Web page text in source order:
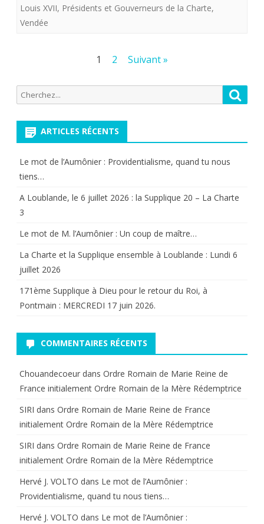
sur-
moins
ans.
Boulogne
Louis XVII, Présidents et Gouverneurs de la Charte,
Vendée
publications
1 2 Suivant »
Recherche
pour:
ARTICLES RÉCENTS
Le mot de l’Aumônier : Providentialisme, quand tu nous
tiens…
A Loublande, le 6 juillet 2026 : la Supplique 20 – La Charte
3
Le mot de M. l’Aumônier : Un coup de maître…
La Charte et la Supplique ensemble à Loublande : Lundi 6
juillet 2026
171ème Supplique à Dieu pour le retour du Roi, à
Pontmain : MERCREDI 17 juin 2026.
COMMENTAIRES RÉCENTS
Chouandecoeur dans Ordre Romain de Marie Reine de
France initialement Ordre Romain de la Mère Rédemptrice
SIRI dans Ordre Romain de Marie Reine de France
initialement Ordre Romain de la Mère Rédemptrice
SIRI dans Ordre Romain de Marie Reine de France
initialement Ordre Romain de la Mère Rédemptrice
Hervé J. VOLTO dans Le mot de l’Aumônier :
Providentialisme, quand tu nous tiens…
Hervé J. VOLTO dans Le mot de l’Aumônier :